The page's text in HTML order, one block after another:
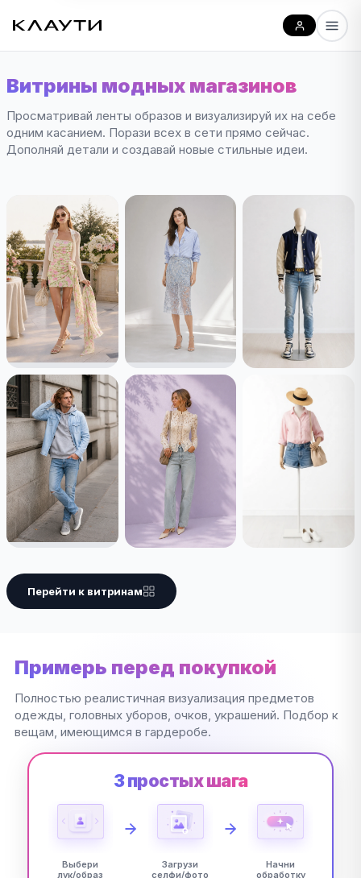
Витрины модных магазинов
Просматривай ленты образов и визуализируй их на себе
одним касанием. Порази всех в сети прямо сейчас.
Дополняй детали и создавай новые стильные идеи.
Перейти к витринам
Примерь перед покупкой
Полностью реалистичная визуализация предметов
одежды, головных уборов, очков, украшений. Подбор к
вещам, имеющимся в гардеробе.
3 простых шага
Выбери
лук/образ
Загрузи
селфи/фото
Начни
обработку